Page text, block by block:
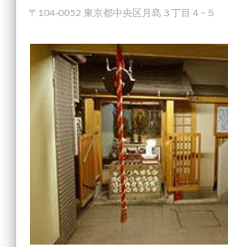
〒104-0052 東京都中央区月島３丁目４−５